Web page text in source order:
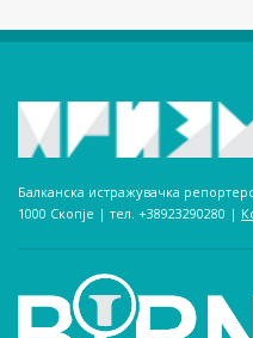
Балканска истражувачка
1000 Скопје | тел. +38923290280­ |